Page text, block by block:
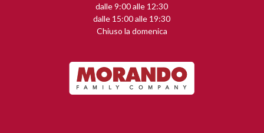
dalle 9:00 alle 12:30
dalle 15:00 alle 19:30
Chiuso la domenica